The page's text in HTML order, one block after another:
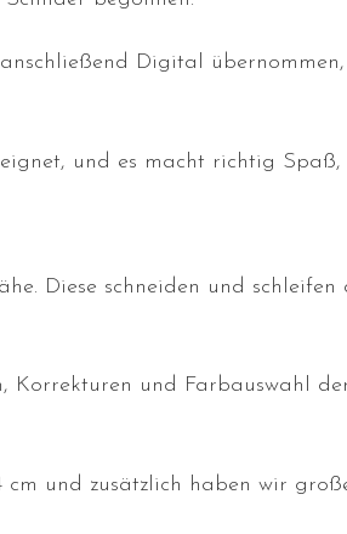
Digital übernommen,
und es macht richtig Spaß,
Diese schneiden und schleifen
Korrekturen und Farbauswahl
und zusätzlich haben wir